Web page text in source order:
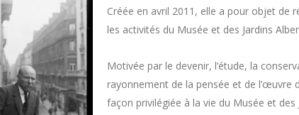
Créée en avril 2011, elle a pour objet de
les activités du Musée et des Jardins
Motivée par le devenir, l’étude, la
rayonnement de la pensée et de l’œuvre
façon privilégiée à la vie du Musée et des